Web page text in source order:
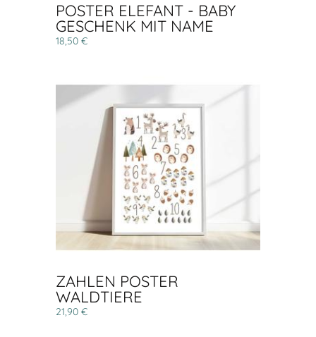
POSTER ELEFANT - BABY
GESCHENK MIT NAME
18,50 €
ZAHLEN POSTER
WALDTIERE
21,90 €